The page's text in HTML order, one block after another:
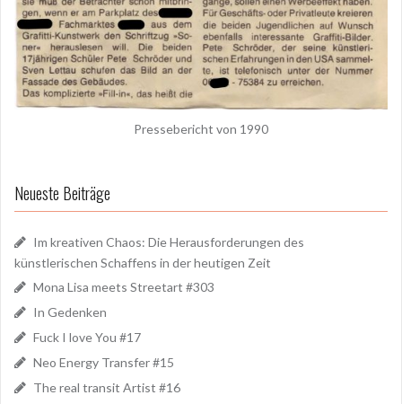
Pressebericht von 1990
Neueste Beiträge
Im kreativen Chaos: Die Herausforderungen des
künstlerischen Schaffens in der heutigen Zeit
Mona Lisa meets Streetart #303
In Gedenken
Fuck I love You #17
Neo Energy Transfer #15
The real transit Artist #16